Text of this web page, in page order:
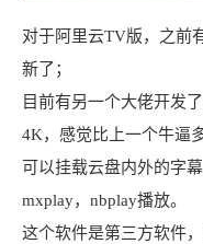
对于阿里云TV版，之前
新了；
目前有另一个大佬开发
4K，感觉比上一个牛逼
可以挂载云盘内外的字
mxplay，nbplay播放。
这个软件是第三方软件